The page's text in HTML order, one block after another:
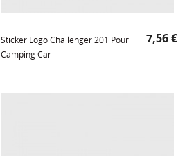
Sticker Logo Challenger 201 Pour
Camping Car
Prix
7,56 €